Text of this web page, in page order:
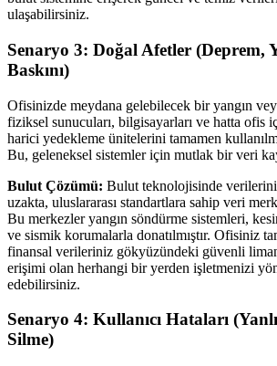
ulaşabilirsiniz.
Senaryo 3: Doğal Afetler (Deprem,
Baskını)
Ofisinizde meydana gelebilecek bir yangın
fiziksel sunucuları, bilgisayarları ve hatta ofis
harici yedekleme ünitelerini tamamen
Bu, geleneksel sistemler için mutlak bir veri
Bulut Çözümü: Bulut teknolojisinde
uzakta, uluslararası standartlara sahip veri
Bu merkezler yangın söndürme sistemleri,
ve sismik korumalarla donatılmıştır. Ofisiniz
finansal verileriniz gökyüzündeki güvenli
erişimi olan herhangi bir yerden işletmenizi
edebilirsiniz.
Senaryo 4: Kullanıcı Hataları
Silme)